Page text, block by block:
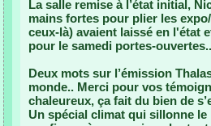
La salle remise à l’état initial,
mains fortes pour plier les
ceux-là) avaient laissé en l'état
pour le samedi portes-
Deux mots sur l’émission
monde.. Merci pour vos
chaleureux, ça fait du bien de
Un spécial climat qui sillonne le